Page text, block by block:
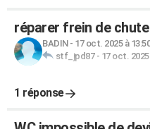
réparer frein de
BADIN- 17 oct. 2025 à 13:50
stf_jpd87- 17 oct. 2025
1 réponse